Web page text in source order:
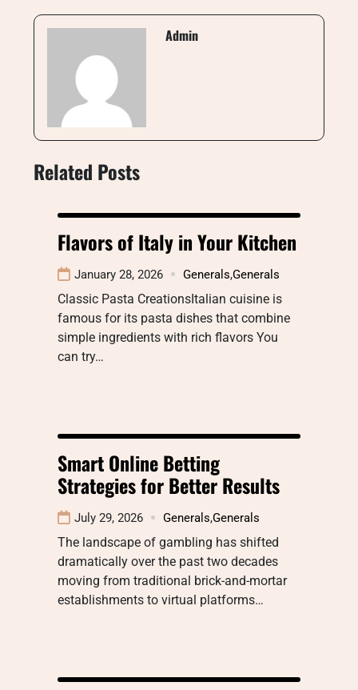
Admin
Related Posts
Flavors of Italy in Your Kitchen
January 28, 2026 Generals,Generals
Classic Pasta CreationsItalian cuisine is
famous for its pasta dishes that combine
simple ingredients with rich flavors You
can try…
Smart Online Betting
Strategies for Better Results
July 29, 2026 Generals,Generals
The landscape of gambling has shifted
dramatically over the past two decades
moving from traditional brick-and-mortar
establishments to virtual platforms…